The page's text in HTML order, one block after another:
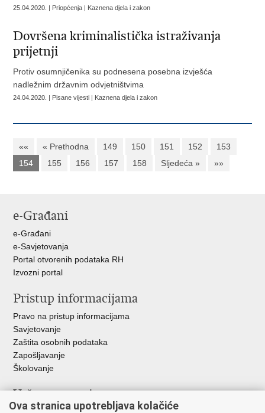
25.04.2020. | Priopćenja | Kaznena djela i zakon
Dovršena kriminalistička istraživanja
prijetnji
Protiv osumnjičenika su podnesena posebna izvješća
nadležnim državnim odvjetništvima
24.04.2020. | Pisane vijesti | Kaznena djela i zakon
«« « Prethodna 149 150 151 152
153
154
155 156 157 158 Sljedeća » »»
e-Građani
e-Građani
e-Savjetovanja
Portal otvorenih podataka RH
Izvozni portal
Pristup informacijama
Pravo na pristup informacijama
Savjetovanje
Zaštita osobnih podataka
Zapošljavanje
Školovanje
Važne poveznice
Ova stranica upotrebljava kolačiće